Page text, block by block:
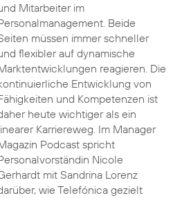
Mitarbeiter im
Beide
müssen immer schneller
flexibler auf dynamische
reagieren. Die
Entwicklung von
und Kompetenzen ist
heute wichtiger als ein
Karriereweg. Im Manager
Podcast spricht
Nicole
mit Sandrina Lorenz
wie Telefónica gezielt